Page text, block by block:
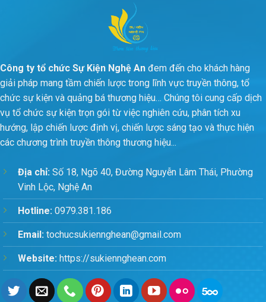
Công ty tổ chức Sự Kiện Nghệ An đem đến cho khách hàng
giải pháp mang tầm chiến lược trong lĩnh vực truyền thông, tổ
chức sự kiện và quảng bá thương hiệu… Chúng tôi cung cấp dịch
vụ tổ chức sự kiện trọn gói từ việc nghiên cứu, phân tích xu
hướng, lập chiến lược định vị, chiến lược sáng tạo và thực hiện
các chương trình truyền thông thương hiệu...
Địa chỉ: Số 18, Ngõ 40, Đường Nguyễn Lâm Thái, Phường
Vinh Lộc, Nghệ An
Hotline: 0979.381.186
Email: tochucsukiennghean@gmail.com
Website: https://sukiennghean.com